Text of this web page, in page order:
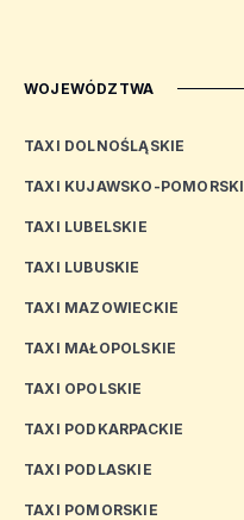
WOJEWÓDZTWA
TAXI DOLNOŚLĄSKIE
TAXI KUJAWSKO-
TAXI LUBELSKIE
TAXI LUBUSKIE
TAXI MAZOWIECKIE
TAXI MAŁOPOLSKIE
TAXI OPOLSKIE
TAXI PODKARPACKIE
TAXI PODLASKIE
TAXI POMORSKIE